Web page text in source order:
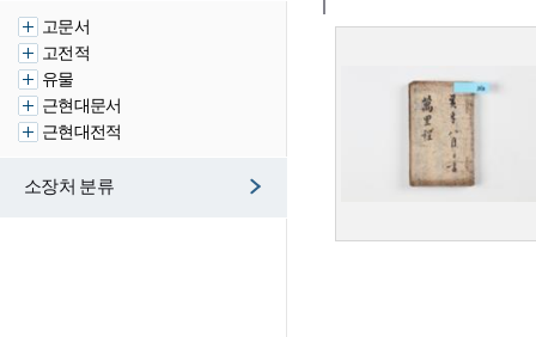
고문서
고전적
유물
근현대문서
근현대전적
소장처 분류